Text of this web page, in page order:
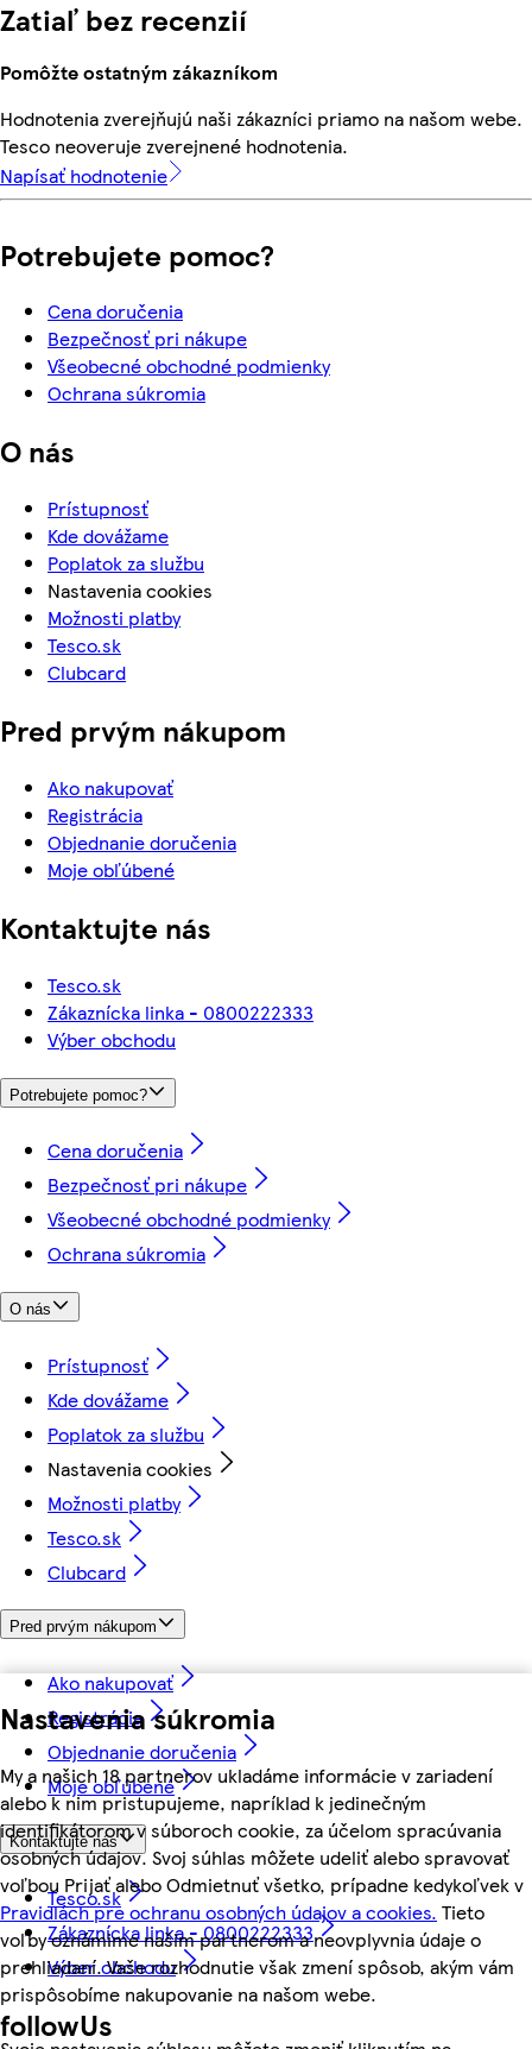
Nastavenia súkromia
My a našich 18 partnerov ukladáme informácie v zariadení
alebo k nim pristupujeme, napríklad k jedinečným
identifikátorom v súboroch cookie, za účelom spracúvania
osobných údajov. Svoj súhlas môžete udeliť alebo spravovať
voľbou Prijať alebo Odmietnuť všetko, prípadne kedykoľvek v
Pravidlách pre ochranu osobných údajov a cookies. Tieto
voľby oznámime našim partnerom a neovplyvnia údaje o
prehliadaní. Vaše rozhodnutie však zmení spôsob, akým vám
prispôsobíme nakupovanie na našom webe.
Zatiaľ bez recenzií
Pomôžte ostatným zákazníkom
Hodnotenia zverejňujú naši zákazníci priamo na našom webe.
Tesco neoveruje zverejnené hodnotenia.
Napísať hodnotenie
Potrebujete pomoc?
Cena doručenia
Bezpečnosť pri nákupe
Všeobecné obchodné podmienky
Ochrana súkromia
O nás
Prístupnosť
Kde dovážame
Poplatok za službu
Nastavenia cookies
Možnosti platby
Tesco.sk
Clubcard
Pred prvým nákupom
Ako nakupovať
Registrácia
Objednanie doručenia
Moje obľúbené
Kontaktujte nás
Tesco.sk
Zákaznícka linka - 0800222333
Výber obchodu
Potrebujete pomoc?
Cena doručenia
Bezpečnosť pri nákupe
Všeobecné obchodné podmienky
Ochrana súkromia
O nás
Prístupnosť
Kde dovážame
Poplatok za službu
Nastavenia cookies
Možnosti platby
Tesco.sk
Clubcard
Pred prvým nákupom
Ako nakupovať
Registrácia
Objednanie doručenia
Moje obľúbené
Kontaktujte nás
Tesco.sk
Zákaznícka linka - 0800222333
Výber obchodu
followUs